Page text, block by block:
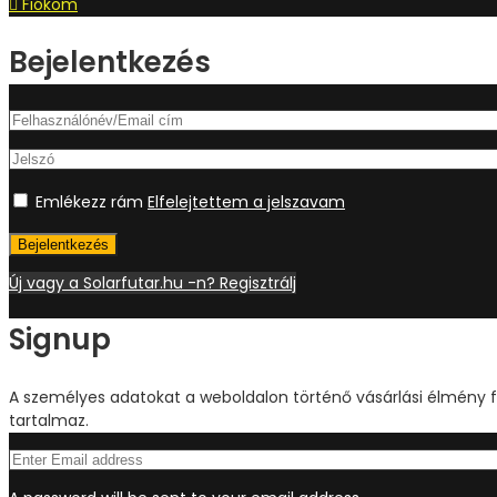
Fiókom
Bejelentkezés
Emlékezz rám Elfelejtettem a jelszavam
Bejelentkezés
Új vagy a Solarfutar.hu -n? Regisztrálj
Signup
A személyes adatokat a weboldalon történő vásárlási élmény
tartalmaz.